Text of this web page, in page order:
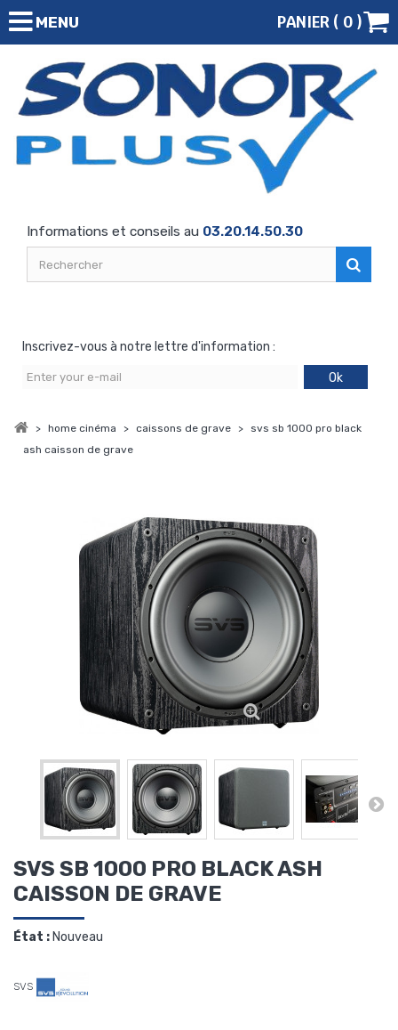
MENU PANIER ( 0 )
Informations et conseils au 03.20.14.50.30
Inscrivez-vous à notre lettre d'information :
Ok
> home cinéma > caissons de grave > svs sb 1000 pro black
ash caisson de grave
SVS SB 1000 PRO BLACK ASH
CAISSON DE GRAVE
État :Nouveau
SVS